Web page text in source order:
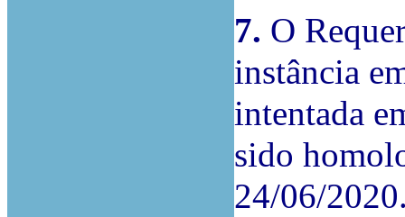
7. O
instância
intentada
sido
24/06/